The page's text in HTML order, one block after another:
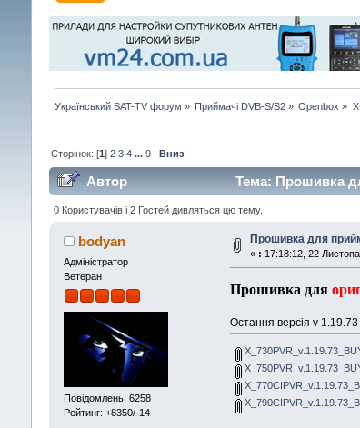
Український SAT-TV форум » Приймачі DVB-S/S2 » Openbox »
Сторінок: [1] 2 3 4 ... 9 Вниз
Автор Тема: Прошивка
0 Користувачів і 2 Гостей дивляться цю тему.
bodyan
Адміністратор
Ветеран
Повідомлень: 6258
Рейтинг: +8350/-14
Прошивка для
« : 17:18:12, 22
Прошивка для
Остання версія v 1.19.73